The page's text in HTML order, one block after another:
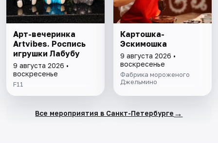
Арт-вечеринка
Artvibes. Роспись
игрушки Лабубу
9 августа 2026 •
воскресенье
F11
Картошка-
Эскимошка
9 августа 2026 •
воскресенье
Фабрика мороженого
Джельмино
Все мероприятия в Санкт-Петербурге →